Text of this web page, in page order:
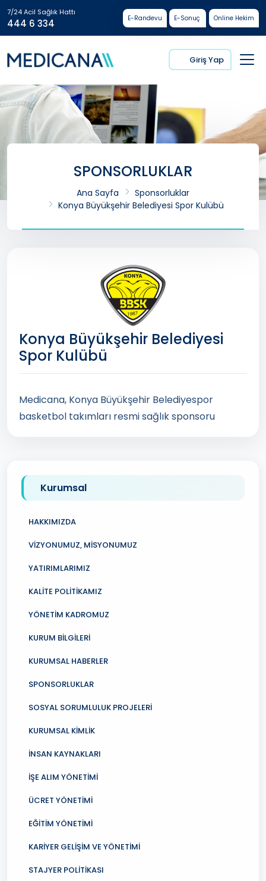
7/24 Acil Sağlık Hattı
444 6 334 E-Randevu E-Sonuç Online Hekim
Giriş Yap
SPONSORLUKLAR
Ana Sayfa
Sponsorluklar
Konya Büyükşehir Belediyesi Spor Kulübü
Konya Büyükşehir Belediyesi
Spor Kulübü
Medicana, Konya Büyükşehir Belediyespor
basketbol takımları resmi sağlık sponsoru
Kurumsal
HAKKIMIZDA
VİZYONUMUZ, MİSYONUMUZ
YATIRIMLARIMIZ
KALİTE POLİTİKAMIZ
YÖNETİM KADROMUZ
KURUM BİLGİLERİ
KURUMSAL HABERLER
SPONSORLUKLAR
SOSYAL SORUMLULUK PROJELERİ
KURUMSAL KİMLİK
İNSAN KAYNAKLARI
İŞE ALIM YÖNETİMİ
ÜCRET YÖNETİMİ
EĞİTİM YÖNETİMİ
KARİYER GELİŞİM VE YÖNETİMİ
STAJYER POLİTİKASI